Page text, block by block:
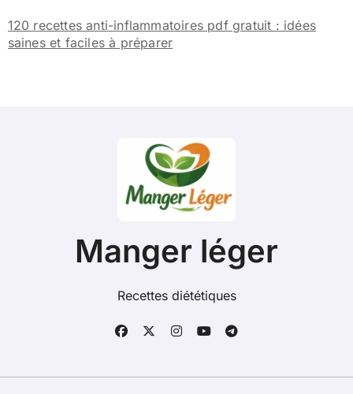
120 recettes anti-inflammatoires pdf gratuit : idées
saines et faciles à préparer
Manger léger
Recettes diététiques